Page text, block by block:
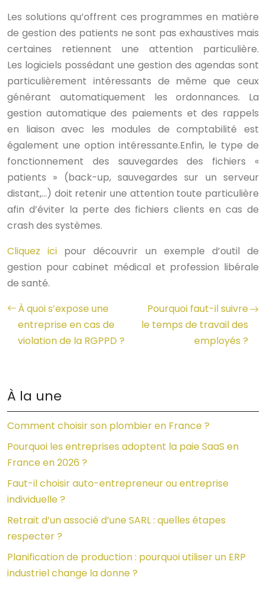
Les solutions qu’offrent ces programmes en matière
de gestion des patients ne sont pas exhaustives mais
certaines retiennent une attention particulière.
Les logiciels possédant une gestion des agendas sont
particulièrement intéressants de même que ceux
générant automatiquement les ordonnances. La
gestion automatique des paiements et des rappels
en liaison avec les modules de comptabilité est
également une option intéressante.Enfin, le type de
fonctionnement des sauvegardes des fichiers «
patients » (back-up, sauvegardes sur un serveur
distant,…) doit retenir une attention toute particulière
afin d’éviter la perte des fichiers clients en cas de
crash des systèmes.
Cliquez ici pour découvrir un exemple d’outil de
gestion pour cabinet médical et profession libérale
de santé.
À quoi s’expose une
entreprise en cas de
violation de la RGPPD ?
Pourquoi faut-il suivre
le temps de travail des
employés ?
À la une
Comment choisir son plombier en France ?
Pourquoi les entreprises adoptent la paie SaaS en
France en 2026 ?
Faut-il choisir auto-entrepreneur ou entreprise
individuelle ?
Retrait d’un associé d’une SARL : quelles étapes
respecter ?
Planification de production : pourquoi utiliser un ERP
industriel change la donne ?